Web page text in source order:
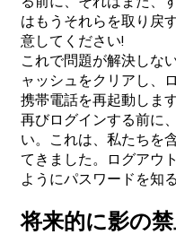
はもうそれらを取り戻
意してください!
これで問題が解決しな
ャッシュをクリアし、
携帯電話を再起動しま
再びログインする前に
い。これは、私たちを
てきました。ログアウ
ようにパスワードを知
将来的に影の